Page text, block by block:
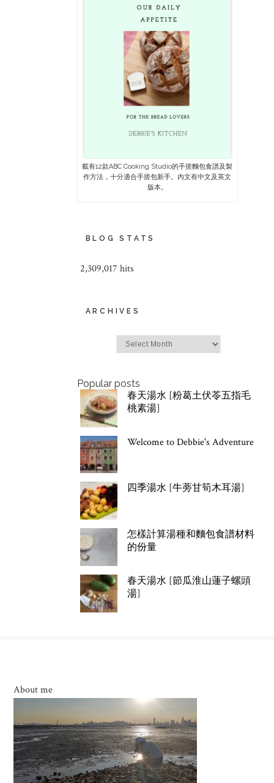
載有12款ABC Cooking Studio的手搓麵包食譜及製
作方法，十分適合手搓包新手。內文有中文及英文
版本。
BLOG STATS
2,309,017 hits
ARCHIVES
Popular posts
春天湯水 [粉葛土伏苓五指毛
桃素湯]
Welcome to Debbie's Adventure
四季湯水 [牛蒡甘筍木耳湯]
怎樣計算湯種和麵包食譜材料
的份量
春天湯水 [節瓜淮山蓮子螺頭
湯]
About me